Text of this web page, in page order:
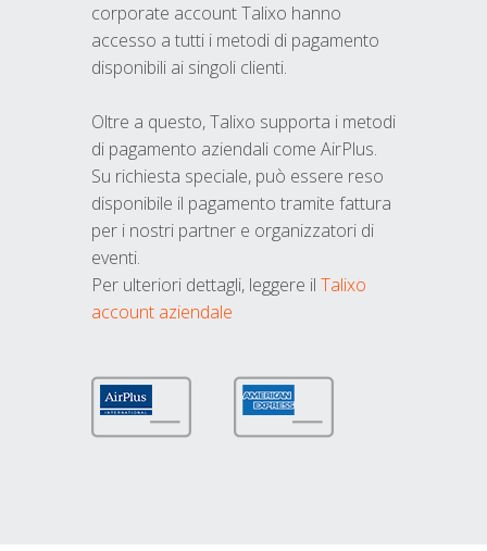
corporate account Talixo hanno
accesso a tutti i metodi di pagamento
disponibili ai singoli clienti.
Oltre a questo, Talixo supporta i metodi
di pagamento aziendali come AirPlus.
Su richiesta speciale, può essere reso
disponibile il pagamento tramite fattura
per i nostri partner e organizzatori di
eventi.
Per ulteriori dettagli, leggere il Talixo
account aziendale